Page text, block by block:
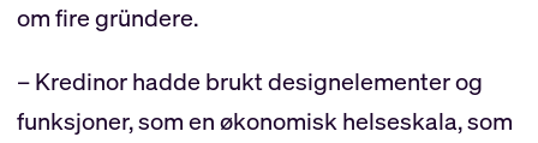
om fire gründere.
– Kredinor hadde brukt designelementer og
funksjoner, som en økonomisk helseskala, som